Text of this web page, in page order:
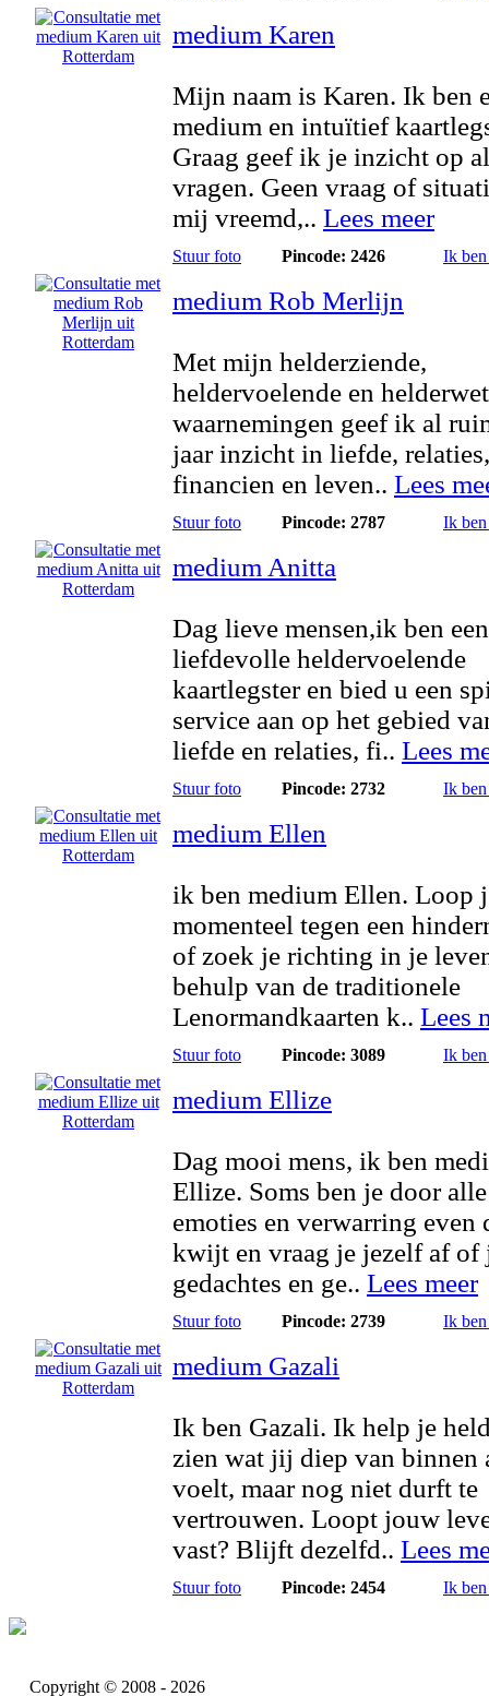
medium Karen
Mijn naam is Karen. Ik ben
medium en intuïtief
Graag geef ik je inzicht op
vragen. Geen vraag of
mij vreemd,.. Lees meer
Stuur foto Pincode: 2426 Ik
medium Rob Merlijn
Met mijn helderziende,
heldervoelende en
waarnemingen geef ik al
jaar inzicht in liefde,
financien en leven.. Lees
Stuur foto Pincode: 2787 Ik
medium Anitta
Dag lieve mensen,ik ben een
liefdevolle heldervoelende
kaartlegster en bied u een
service aan op het gebied
liefde en relaties, fi.. Lees
Stuur foto Pincode: 2732 Ik
medium Ellen
ik ben medium Ellen. Loop
momenteel tegen een
of zoek je richting in je
behulp van de traditionele
Lenormandkaarten k.. Lees
Stuur foto Pincode: 3089 Ik
medium Ellize
Dag mooi mens, ik ben
Ellize. Soms ben je door alle
emoties en verwarring even
kwijt en vraag je jezelf af of
gedachtes en ge.. Lees meer
Stuur foto Pincode: 2739 Ik
medium Gazali
Ik ben Gazali. Ik help je
zien wat jij diep van binnen
voelt, maar nog niet durft te
vertrouwen. Loopt jouw
vast? Blijft dezelfd.. Lees
Stuur foto Pincode: 2454 Ik
Copyright © 2008 - 2026